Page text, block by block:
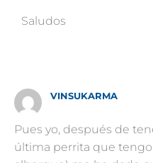
Saludos
VINSUKARMA
Pues yo, después de
última perrita que